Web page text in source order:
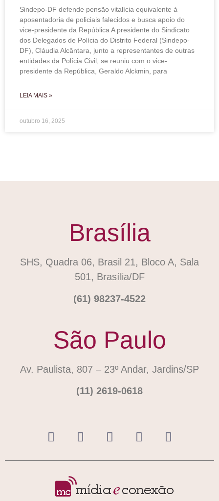
Sindepo-DF defende pensão vitalícia equivalente à
aposentadoria de policiais falecidos e busca apoio do
vice-presidente da República A presidente do Sindicato
dos Delegados de Polícia do Distrito Federal (Sindepo-
DF), Cláudia Alcântara, junto a representantes de outras
entidades da Polícia Civil, se reuniu com o vice-
presidente da República, Geraldo Alckmin, para
LEIA MAIS »
outubro 16, 2025
Brasília
SHS, Quadra 06, Brasil 21, Bloco A, Sala
501, Brasília/DF
(61) 98237-4522
São Paulo
Av. Paulista, 807 – 23º Andar, Jardins/SP
(11) 2619-0618